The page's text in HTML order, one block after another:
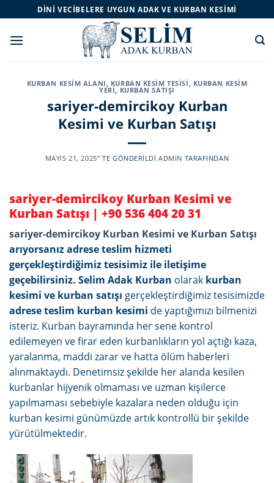
to
content
DINI VECIBELERE UYGUN ADAK VE KURBAN KESIMI
KURBAN KESIM ALANI, KURBAN KESIM TESISI, KURBAN KESIM
YERI, KURBAN SATIŞI
sariyer-demircikoy Kurban
Kesimi ve Kurban Satışı
MAYIS 21, 2025’' TE GÖNDERILDI ADMIN TARAFINDAN
sariyer-demircikoy Kurban Kesimi ve
Kurban Satışı | +90 536 404 20 31
sariyer-demircikoy Kurban Kesimi ve Kurban Satışı
arıyorsanız adrese teslim hizmeti
gerçekleştirdiğimiz tesisimiz ile iletişime
geçebilirsiniz. Selim Adak Kurban olarak kurban
kesimi ve kurban satışı gerçekleştirdiğimiz tesisimizde
adrese teslim kurban kesimi de yaptığımızı bilmenizi
isteriz. Kurban bayramında her sene kontrol
edilemeyen ve firar eden kurbanlıkların yol açtığı kaza,
yaralanma, maddi zarar ve hatta ölüm haberleri
alınmaktaydı. Denetimsiz şekilde her alanda kesilen
kurbanlar hijyenik olmaması ve uzman kişilerce
yapılmaması sebebiyle kazalara neden olduğu için
kurban kesimi günümüzde artık kontrollü bir şekilde
yürütülmektedir.